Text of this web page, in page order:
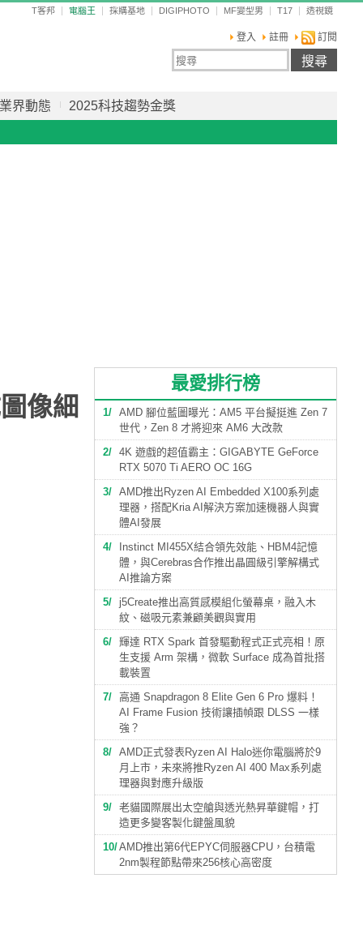
T客邦 電腦王 採購基地 DIGIPHOTO MF變型男 T17 透視鏡
登入 註冊 訂閱
業界動態 2025科技趨勢金獎
像細
最愛排行榜
1
AMD 腳位藍圖曝光：AM5 平台擬挺進 Zen 7
世代，Zen 8 才將迎來 AM6 大改款
2
4K 遊戲的超值霸主：GIGABYTE GeForce
RTX 5070 Ti AERO OC 16G
3
AMD推出Ryzen AI Embedded X100系列處
理器，搭配Kria AI解決方案加速機器人與實
體AI發展
4
Instinct MI455X結合領先效能、HBM4記憶
體，與Cerebras合作推出晶圓級引擎解構式
AI推論方案
5
j5Create推出高質感模組化螢幕桌，融入木
紋、磁吸元素兼顧美觀與實用
6
輝達 RTX Spark 首發驅動程式正式亮相！原
生支援 Arm 架構，微軟 Surface 成為首批搭
載裝置
7
高通 Snapdragon 8 Elite Gen 6 Pro 爆料！
AI Frame Fusion 技術讓插幀跟 DLSS 一樣
強？
8
AMD正式發表Ryzen AI Halo迷你電腦將於9
月上市，未來將推Ryzen AI 400 Max系列處
理器與對應升級版
9
老貓國際展出太空艙與透光熱昇華鍵帽，打
造更多變客製化鍵盤風貌
10 AMD推出第6代EPYC伺服器CPU，台積電
2nm製程節點帶來256核心高密度